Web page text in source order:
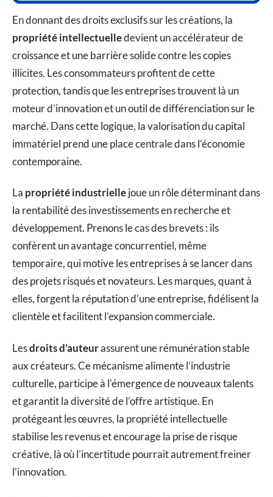
En donnant des droits exclusifs sur les créations, la
propriété intellectuelledevient un accélérateur de
croissance et une barrière solide contre les copies
illicites. Les consommateurs profitent de cette
protection, tandis que les entreprises trouvent là un
moteur d’innovation et un outil de différenciation sur le
marché. Dans cette logique, la valorisation du capital
immatériel prend une place centrale dans l’économie
contemporaine.
La propriété industriellejoue un rôle déterminant dans
la rentabilité des investissements en recherche et
développement. Prenons le cas des brevets : ils
confèrent un avantage concurrentiel, même
temporaire, qui motive les entreprises à se lancer dans
des projets risqués et novateurs. Les marques, quant à
elles, forgent la réputation d’une entreprise, fidélisent la
clientèle et facilitent l’expansion commerciale.
Lesdroits d’auteurassurent une rémunération stable
aux créateurs. Ce mécanisme alimente l’industrie
culturelle, participe à l’émergence de nouveaux talents
et garantit la diversité de l’offre artistique. En
protégeant les œuvres, la propriété intellectuelle
stabilise les revenus et encourage la prise de risque
créative, là où l’incertitude pourrait autrement freiner
l’innovation.